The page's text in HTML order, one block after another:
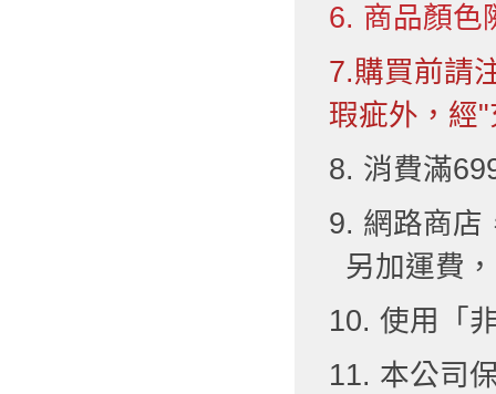
6. 商品顏色
7.購買前請
瑕疵外，經
8. 消費滿
9. 網路商店
另加運費
10. 使用「
11. 本公司